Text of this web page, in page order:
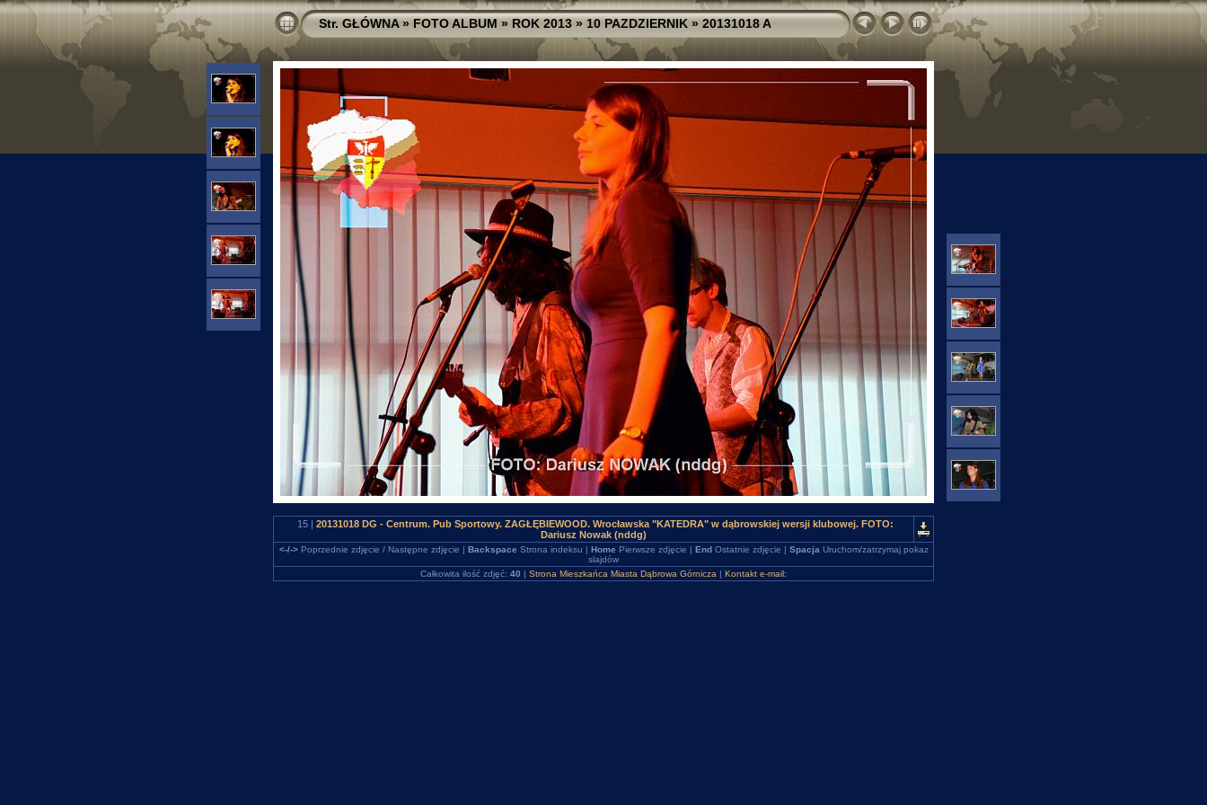
Str. GŁÓWNA»FOTO ALBUM»ROK 2013»10 PAZDZIERNIK»20131018 A
15 | 20131018 DG - Centrum. Pub Sportowy. ZAGŁĘBIEWOOD. Wrocławska "KATEDRA" w dąbrowskiej wersji klubowej. FOTO:
Dariusz Nowak (nddg)
<-/->Poprzednie zdjęcie / Następne zdjęcie | Backspace Strona indeksu | Home Pierwsze zdjęcie | EndOstatnie zdjęcie | Spacja Uruchom/zatrzymaj pokaz
slajdów
Całkowita ilość zdjęć: 40 | Strona Mieszkańca Miasta Dąbrowa Górnicza | Kontakt e-mail: